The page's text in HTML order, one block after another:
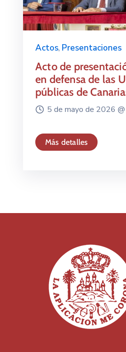
Actos, Presentaciones
Acto de
en defensa de las
públicas de
5 de mayo de 2026 @
Más detalles